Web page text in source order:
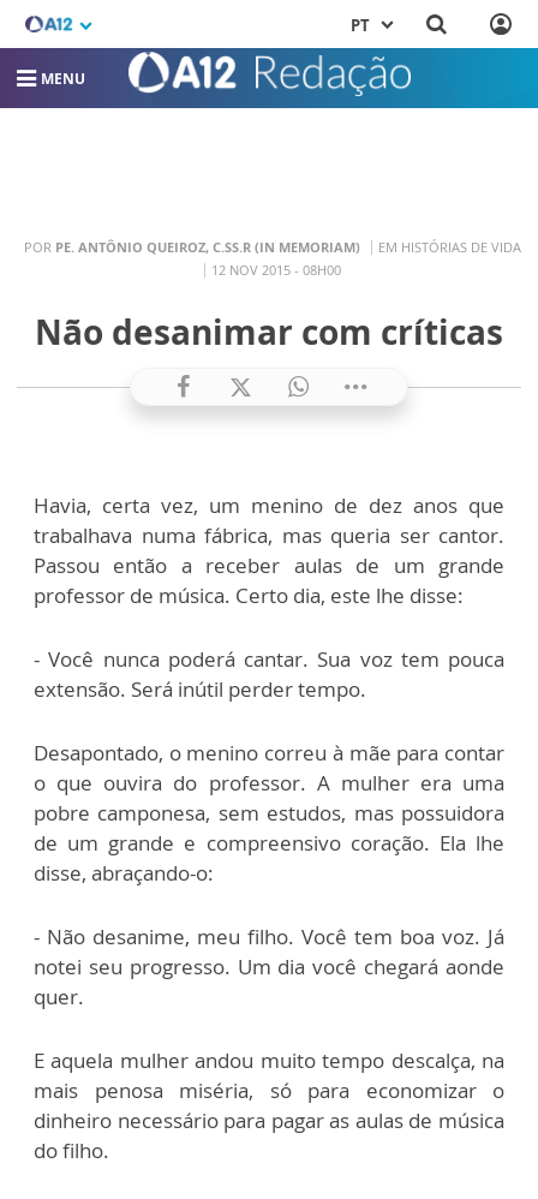
PT
MENU
POR PE. ANTÔNIO QUEIROZ, C.SS.R (IN MEMORIAM)
EM HISTÓRIAS DE VIDA
12 NOV 2015 - 08H00
Não desanimar com críticas
Havia, certa vez, um menino de dez anos que
trabalhava numa fábrica, mas queria ser cantor.
Passou então a receber aulas de um grande
professor de música. Certo dia, este lhe disse:
- Você nunca poderá cantar. Sua voz tem pouca
extensão. Será inútil perder tempo.
Desapontado, o menino correu à mãe para contar
o que ouvira do professor. A mulher era uma
pobre camponesa, sem estudos, mas possuidora
de um grande e compreensivo coração. Ela lhe
disse, abraçando-o:
- Não desanime, meu filho. Você tem boa voz. Já
notei seu progresso. Um dia você chegará aonde
quer.
E aquela mulher andou muito tempo descalça, na
mais penosa miséria, só para economizar o
dinheiro necessário para pagar as aulas de música
do filho.